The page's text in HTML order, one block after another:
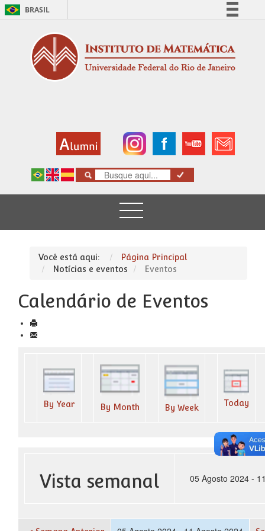
BRASIL
Comunica BR
Participe
Você está aqui:
Página Principal
Notícias e eventos
Eventos
Calendário de Eventos
By Year By Month By Week
Today
Vista semanal 05 Agosto 2024 -